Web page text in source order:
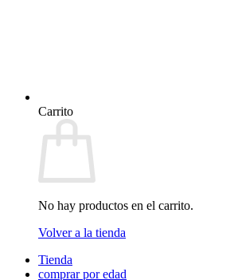
Carrito
No hay productos en el carrito.
Volver a la tienda
Tienda
comprar por edad